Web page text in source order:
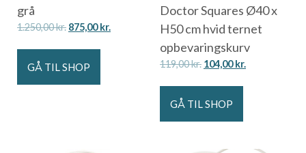
grå
1.250,00kr. 875,00kr.
GÅ TIL SHOP
Doctor Squares Ø40 x
H50 cm hvid ternet
opbevaringskurv
119,00kr. 104,00kr.
GÅ TIL SHOP